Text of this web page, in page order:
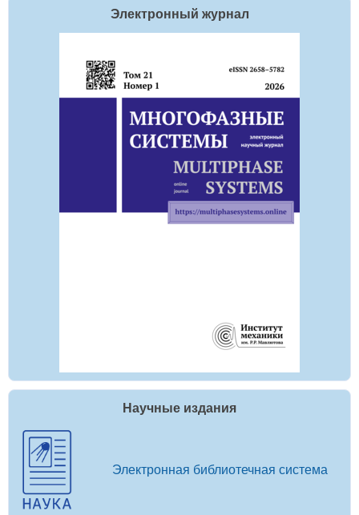
Электронный журнал
Научные издания
Электронная библиотечная система